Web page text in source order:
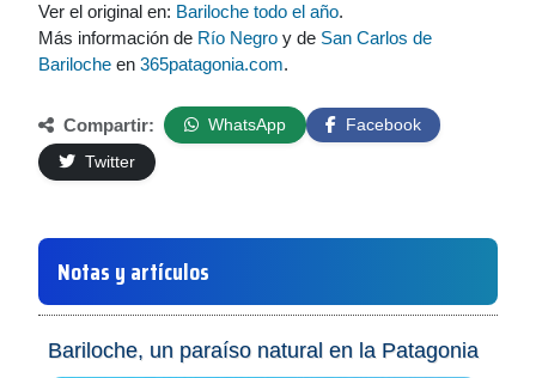
Ver el original en: Bariloche todo el año.
Más información de Río Negro y de San Carlos de
Bariloche en 365patagonia.com.
Compartir: WhatsApp
Facebook
Twitter
Notas y artículos
Bariloche, un paraíso natural en la Patagonia